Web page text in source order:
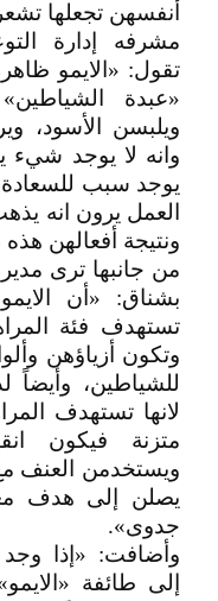
أنفسهن تجعلها
مشرفه إدارة
تقول: «الايمو
«عبدة
ويلبسن الأسود،
وانه لا يوجد شيء
يوجد سبب للسعادة
العمل يرون انه
ونتيجة أفعالهن
من جانبها ترى
بشناق: «أن
تستهدف فئة
وتكون أزياؤهن
للشياطين،
لانها تستهدف
متزنة فيكون
ويستخدمن العنف
يصلن إلى هدف
جدوى».
وأضافت: «إذا
إلى طائفة